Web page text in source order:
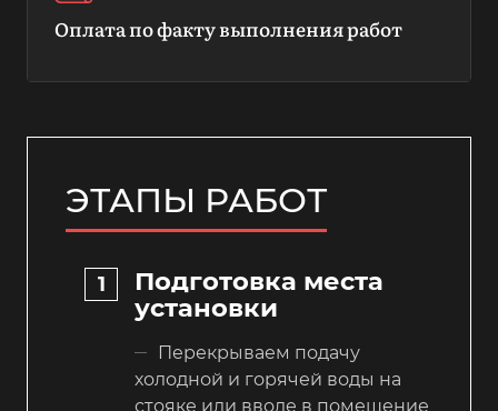
Оплата по факту выполнения работ
ЭТАПЫ РАБОТ
Подготовка места
установки
Перекрываем подачу
холодной и горячей воды на
стояке или вводе в помещение